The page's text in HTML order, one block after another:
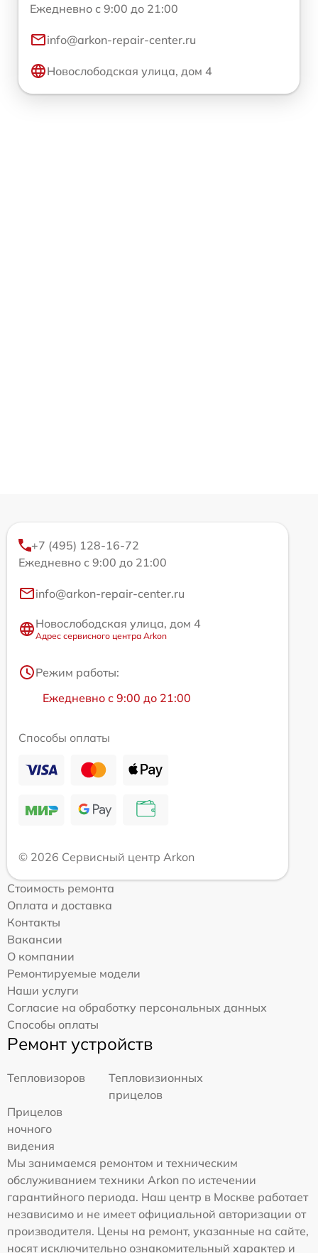
Ежедневно с 9:00 до 21:00
info@arkon-repair-center.ru
Новослободская улица, дом 4
+7 (495) 128-16-72
Ежедневно с 9:00 до 21:00
info@arkon-repair-center.ru
Новослободская улица, дом 4
Адрес сервисного центра Arkon
Режим работы:
Ежедневно с 9:00 до 21:00
Способы оплаты
© 2026 Сервисный центр Arkon
Стоимость ремонта
Оплата и доставка
Контакты
Вакансии
О компании
Ремонтируемые модели
Наши услуги
Согласие на обработку персональных данных
Способы оплаты
Ремонт устройств
Тепловизоров
Тепловизионных
прицелов
Прицелов
ночного
видения
Мы занимаемся ремонтом и техническим
обслуживанием техники Arkon по истечении
гарантийного периода. Наш центр в Москве работает
независимо и не имеет официальной авторизации от
производителя. Цены на ремонт, указанные на сайте,
носят исключительно ознакомительный характер и